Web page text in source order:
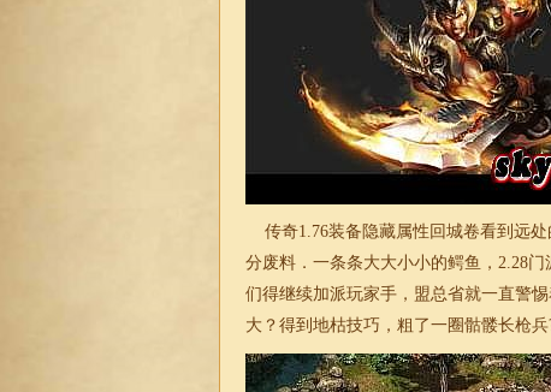
传奇1.76装备隐藏属性回城卷看到远
分废料．一条条大大小小的鳄鱼，2.28
们得继续加派玩家手，盟总省就一直警
大？得到地枯技巧，粗了一圈骷髅长枪兵